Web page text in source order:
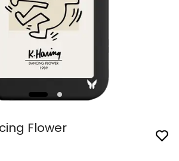
Flower